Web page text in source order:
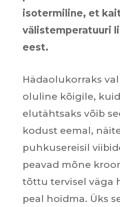
isotermiline, et
välistemperatuuri
eest.
Hädaolukorraks
oluline kõigile,
elutähtsaks võib
kodust eemal,
puhkusereisil
peavad mõne
tõttu tervisel väga
peal hoidma. Üks